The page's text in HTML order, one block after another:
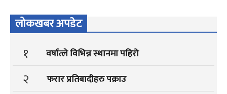
लोकखबर अपडेट
१ वर्षात्ले विभिन्न स्थानमा पहिरो
२ फरार प्रतिबादीहरु पक्राउ